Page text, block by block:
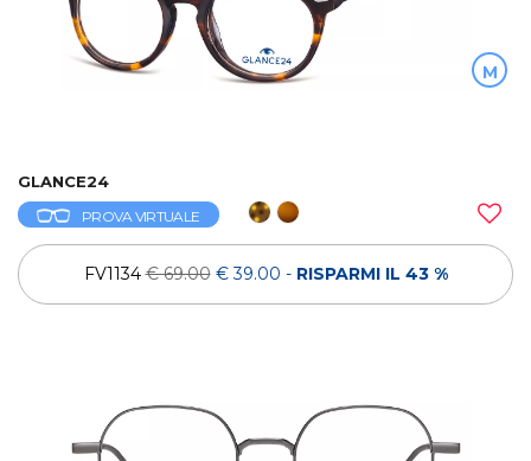
M
GLANCE24
PROVA VIRTUALE
FV1134€ 69.00 € 39.00 - RISPARMI IL 43 %